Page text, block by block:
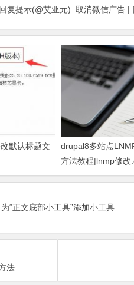
复提示(@艾亚元)_取消微信广告 |
默认标题文
drupal8多站点
方法教程|lnmp修改
drupal8
为“正文底部小工具”添加小工具
法